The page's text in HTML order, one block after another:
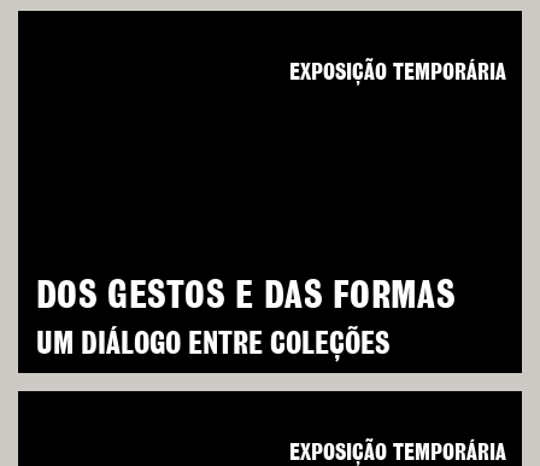
DOS GESTOS E DAS FORMAS
UM DIÁLOGO ENTRE COLEÇÕES
EXPOSIÇÃO TEMPORÁRIA
EXPOSIÇÃO TEMPORÁRIA